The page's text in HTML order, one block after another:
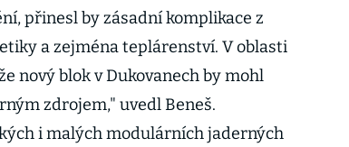
přinesl by zásadní komplikace z
a zejména teplárenství. V oblasti
nový blok v Dukovanech by mohl
zdrojem," uvedl Beneš.
i malých modulárních jaderných